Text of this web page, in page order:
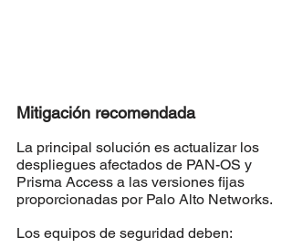
Mitigación recomendada
La principal solución es actualizar los
despliegues afectados de PAN-OS y
Prisma Access a las versiones fijas
proporcionadas por Palo Alto Networks.
Los equipos de seguridad deben: